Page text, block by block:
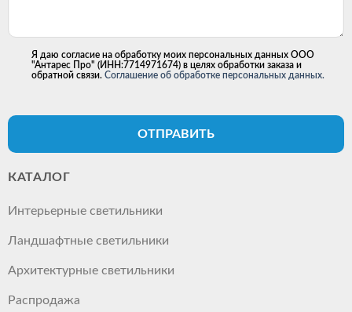
Я даю согласие на обработку моих персональных данных ООО
"Антарес Про" (ИНН:7714971674) в целях обработки заказа и
обратной связи. Соглашение об обработке персональных данных.
ОТПРАВИТЬ
КАТАЛОГ
Интерьерные светильники
Ландшафтные светильники
Архитектурные светильники
Распродажа